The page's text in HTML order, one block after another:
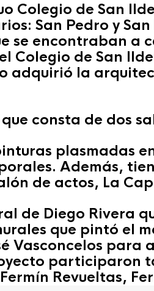
Colegio de San
San Pedro y
se encontraban a
Colegio de San
adquirió la
consta de dos
plasmadas
Además,
de actos, La
de Diego Rivera
que pintó el
Vasconcelos
participaron
Revueltas,